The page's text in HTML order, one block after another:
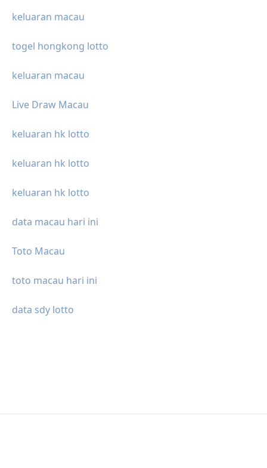
keluaran macau
togel hongkong lotto
keluaran macau
Live Draw Macau
keluaran hk lotto
keluaran hk lotto
keluaran hk lotto
data macau hari ini
Toto Macau
toto macau hari ini
data sdy lotto